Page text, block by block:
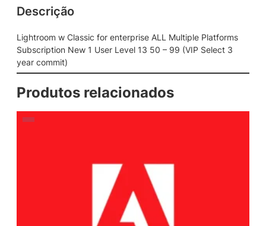
Descrição
Lightroom w Classic for enterprise ALL Multiple Platforms
Subscription New 1 User Level 13 50 – 99 (VIP Select 3
year commit)
Produtos relacionados